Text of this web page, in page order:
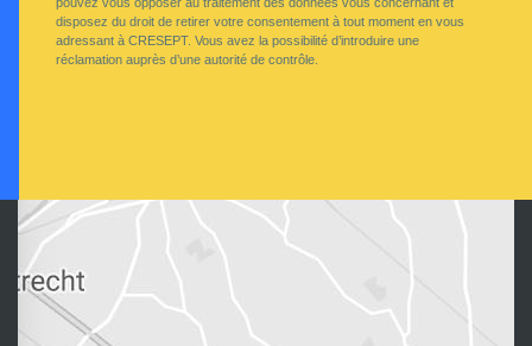
disposez du droit de retirer votre consentement à tout moment en vous
adressant à CRESEPT. Vous avez la possibilité d’introduire une
réclamation auprès d’une autorité de contrôle.